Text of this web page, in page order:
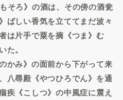
そろ》の酒は、その傍の酒瓮
ばしい香気を立ててまだ波々
は片手で粟を摘《つま》む
た。
かみ》の面前から下がって来
八尋殿《やつひろでん》を通
疾《こしつ》の中風症に震え